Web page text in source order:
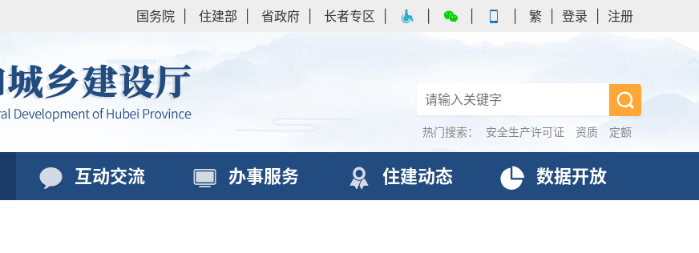
国务院 住建部 省政府 长者专区 繁 登录 注册
热门搜索： 安全生产许可证 资质 定额
互动交流 办事服务 住建动态 数据开放